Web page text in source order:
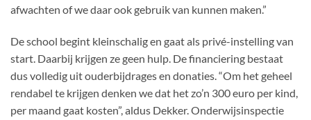
afwachten of we daar ook gebruik van kunnen maken.”
De school begint kleinschalig en gaat als privé-instelling van
start. Daarbij krijgen ze geen hulp. De financiering bestaat
dus volledig uit ouderbijdrages en donaties. “Om het geheel
rendabel te krijgen denken we dat het zo’n 300 euro per kind,
per maand gaat kosten”, aldus Dekker. Onderwijsinspectie